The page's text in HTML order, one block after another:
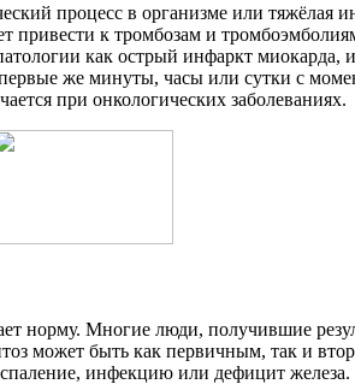
процесс в организме или тяжёлая
к тромбозам и
как острый инфаркт миокарда,
же минуты, часы или сутки с
при онкологических заболеваниях.
норму. Многие люди, получившие
может быть как первичным, так и
инфекцию или дефицит железа.